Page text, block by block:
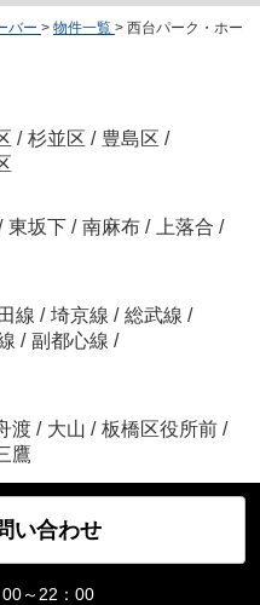
バー > 物件一覧 > 西台パーク・ホー
/ 杉並区 / 豊島区 /
東坂下 / 南麻布 / 上落合 /
線 / 埼京線 / 総武線 /
/ 副都心線 /
渡 / 大山 / 板橋区役所前 /
鷹
い合わせ
～22：00